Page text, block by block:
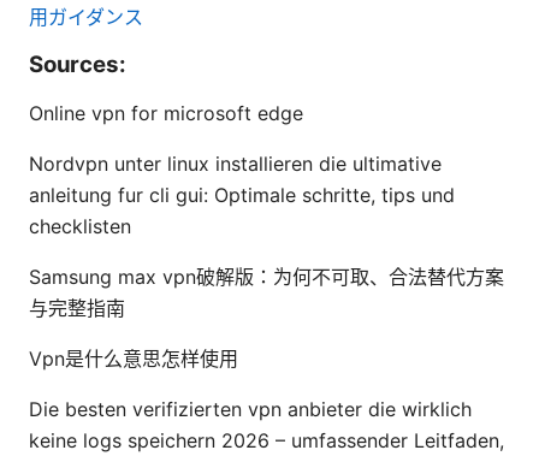
用ガイダンス
Sources:
Online vpn for microsoft edge
Nordvpn unter linux installieren die ultimative
anleitung fur cli gui: Optimale schritte, tips und
checklisten
Samsung max vpn破解版：为何不可取、合法替代方案
与完整指南
Vpn是什么意思怎样使用
Die besten verifizierten vpn anbieter die wirklich
keine logs speichern 2026 – umfassender Leitfaden,